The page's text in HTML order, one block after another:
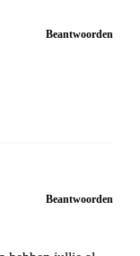
Beantwoorden
Beantwoorden